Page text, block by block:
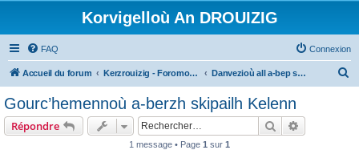
Korvigelloù An DROUIZIG
FAQ Connexion
Accueil du forum Kerzrouizig - Foromoù An Drouizig Danvezioù all a-bep seurt
Gourc’hemennoù a-berzh skipailh Kelenn
Répondre Rechercher
1 message • Page 1 sur 1